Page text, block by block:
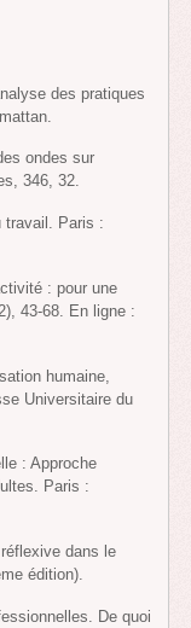
des pratiques
ondes sur
346, 32.
travail. Paris :
: pour une
43-68. En ligne :
humaine,
Universitaire du
: Approche
Paris :
dans le
édition).
De quoi